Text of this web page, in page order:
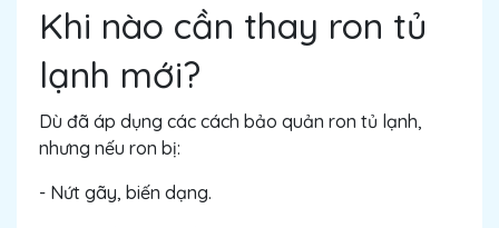
Khi nào cần thay ron tủ
lạnh mới?
Dù đã áp dụng các cách bảo quản ron tủ lạnh,
nhưng nếu ron bị:
- Nứt gãy, biến dạng.